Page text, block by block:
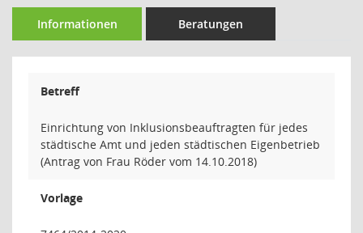
Informationen Beratungen
Betreff
Einrichtung von Inklusionsbeauftragten für jedes
städtische Amt und jeden städtischen Eigenbetrieb
(Antrag von Frau Röder vom 14.10.2018)
Vorlage